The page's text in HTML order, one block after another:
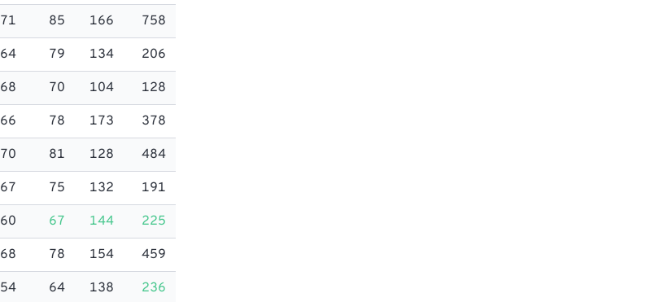
71 85 166 758
64 79 134 206
68 70 104 128
66 78 173 378
70 81 128 484
67 75 132 191
60 67 144 225
68 78 154 459
54 64 138 236